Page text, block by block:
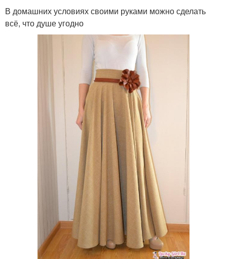
В домашних условиях своими руками можно сделать
всё, что душе угодно